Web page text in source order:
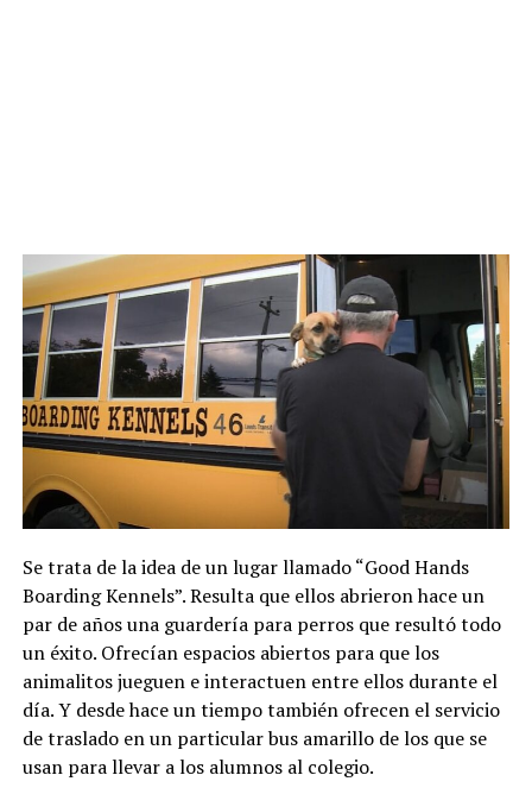
Se trata de la idea de un lugar llamado “Good Hands
Boarding Kennels”. Resulta que ellos abrieron hace un
par de años una guardería para perros que resultó todo
un éxito. Ofrecían espacios abiertos para que los
animalitos jueguen e interactuen entre ellos durante el
día. Y desde hace un tiempo también ofrecen el servicio
de traslado en un particular bus amarillo de los que se
usan para llevar a los alumnos al colegio.